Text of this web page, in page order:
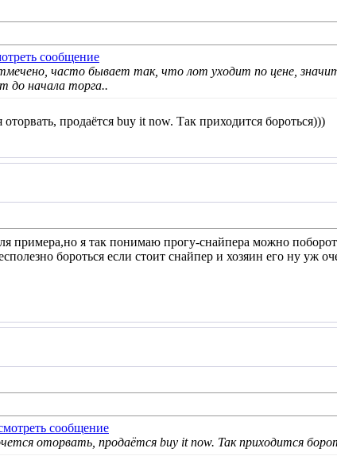
часто бывает так, что лот уходит по цене,
до начала торга..
оторвать, продаётся buy it now. Так приходится бороться)))
примера,но я так понимаю прогу-снайпера можно
бороться если стоит снайпер и хозяин его ну уж
оторвать, продаётся buy it now. Так приходится